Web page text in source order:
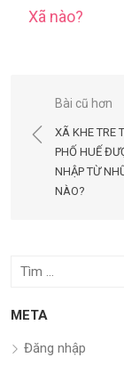
Xã nào?
Điều
hướng
viết
Bài cũ hơn
XÃ KHE TRE
PHỐ HUẾ
NHẬP TỪ
NÀO?
Tìm
quả
META
Đăng nhập